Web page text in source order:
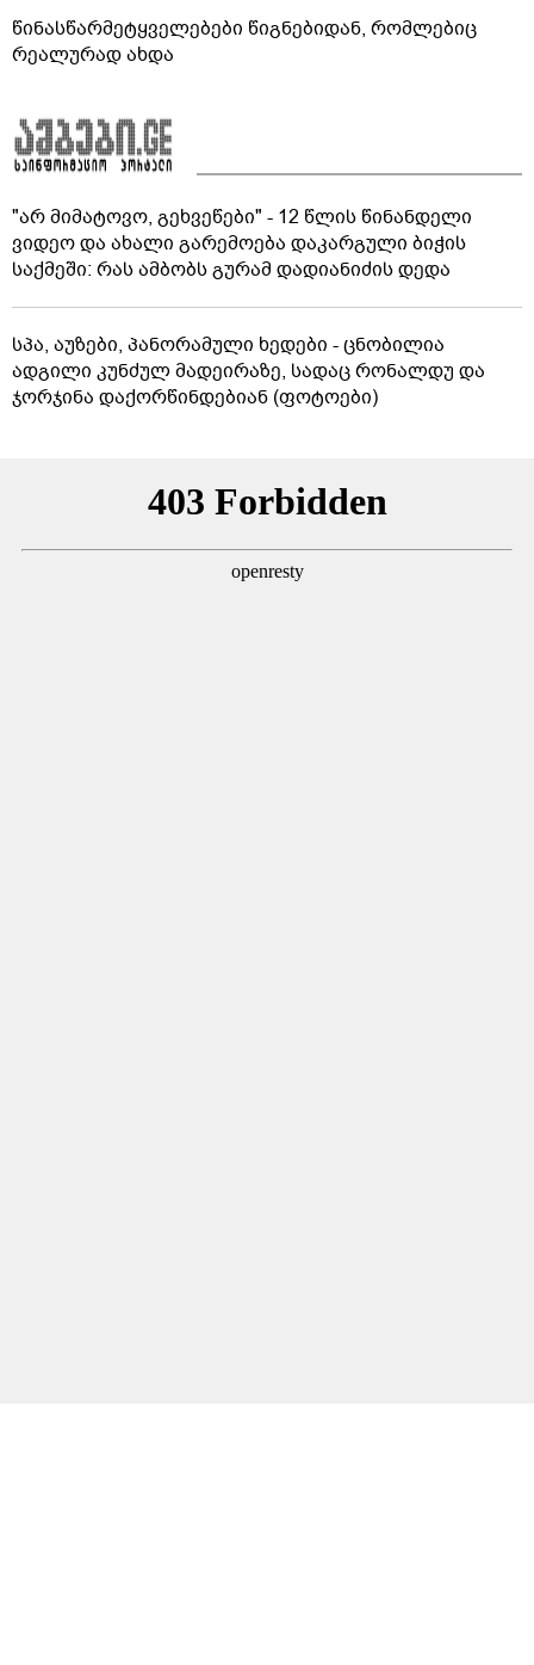
წინასწარმეტყველებები წიგნებიდან, რომლებიც
რეალურად ახდა
"არ მიმატოვო, გეხვეწები" - 12 წლის წინანდელი
ვიდეო და ახალი გარემოება დაკარგული ბიჭის
საქმეში: რას ამბობს გურამ დადიანიძის დედა
სპა, აუზები, პანორამული ხედები - ცნობილია
ადგილი კუნძულ მადეირაზე, სადაც რონალდუ და
ჯორჯინა დაქორწინდებიან (ფოტოები)